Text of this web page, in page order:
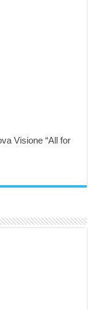
Visione “All for